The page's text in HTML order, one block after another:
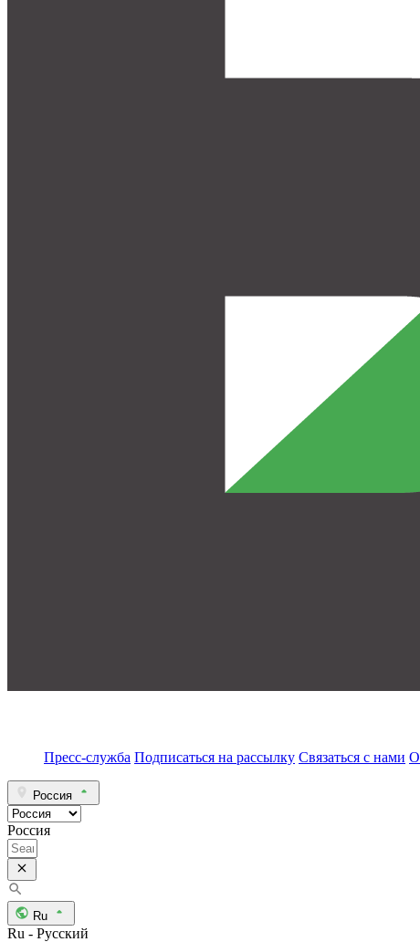
Пресс-служба Подписаться на рассылку Связаться с нами
Россия
Россия
Ru
Ru - Русский